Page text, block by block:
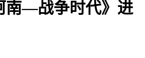
南—战争时代》进